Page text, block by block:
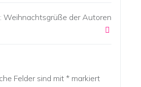
Weihnachtsgrüße der Autoren
Felder sind mit* markiert